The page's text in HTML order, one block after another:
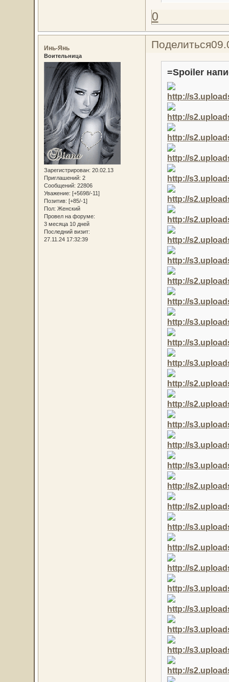
0
Поделиться
Инь-Янь
Воительница
Зарегистрирован: 20.02.13
Приглашений: 2
Сообщений: 22806
Уважение: [+5698/-11]
Позитив: [+85/-1]
Пол: Женский
Провел на форуме:
3 месяца 10 дней
Последний визит:
27.11.24 17:32:39
=Spoiler